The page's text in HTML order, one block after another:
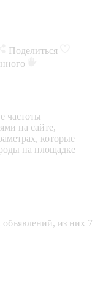
Поделиться
частоты
на сайте,
которые
на площадке
объявлений, из них 7